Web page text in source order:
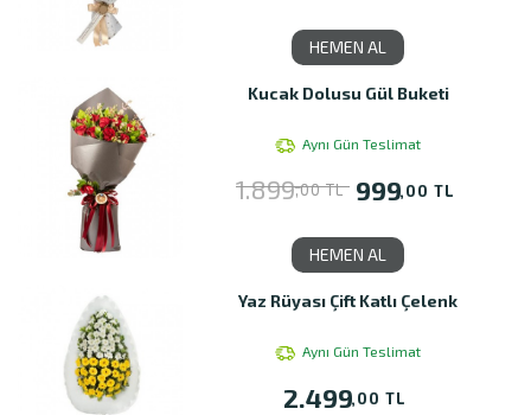
HEMEN AL
Kucak Dolusu Gül Buketi
Aynı Gün Teslimat
1.899,00 TL 999,00 TL
HEMEN AL
Yaz Rüyası Çift Katlı Çelenk
Aynı Gün Teslimat
2.499,00 TL